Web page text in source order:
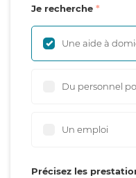
Je recherche
Une aide à
Du personnel
Un emploi
Précisez les